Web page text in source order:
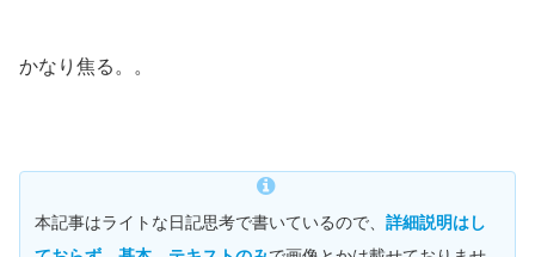
かなり焦る。。
本記事はライトな日記思考で書いているので、 詳細説明はし